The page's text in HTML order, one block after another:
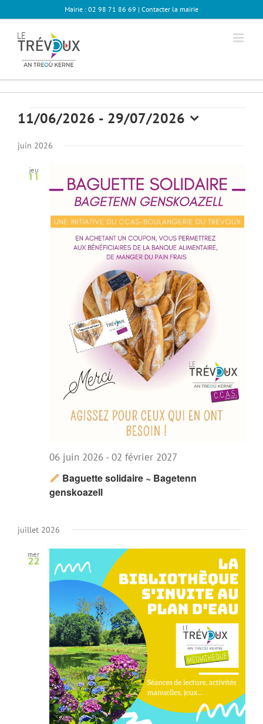
au
Mairie : 02 98 71 86 69 | Contacter la mairie
Évènements
11/06/2026 - 29/07/2026
une
date.
juin 2026
jeu
11
Baguette solidaire ~ Bagetenn
genskoazell
06 juin 2026 - 02 février 2027
juillet 2026
mer
22